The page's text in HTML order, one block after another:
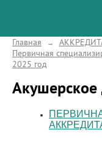
Главная →
Первичная
2025 год
Акушерское